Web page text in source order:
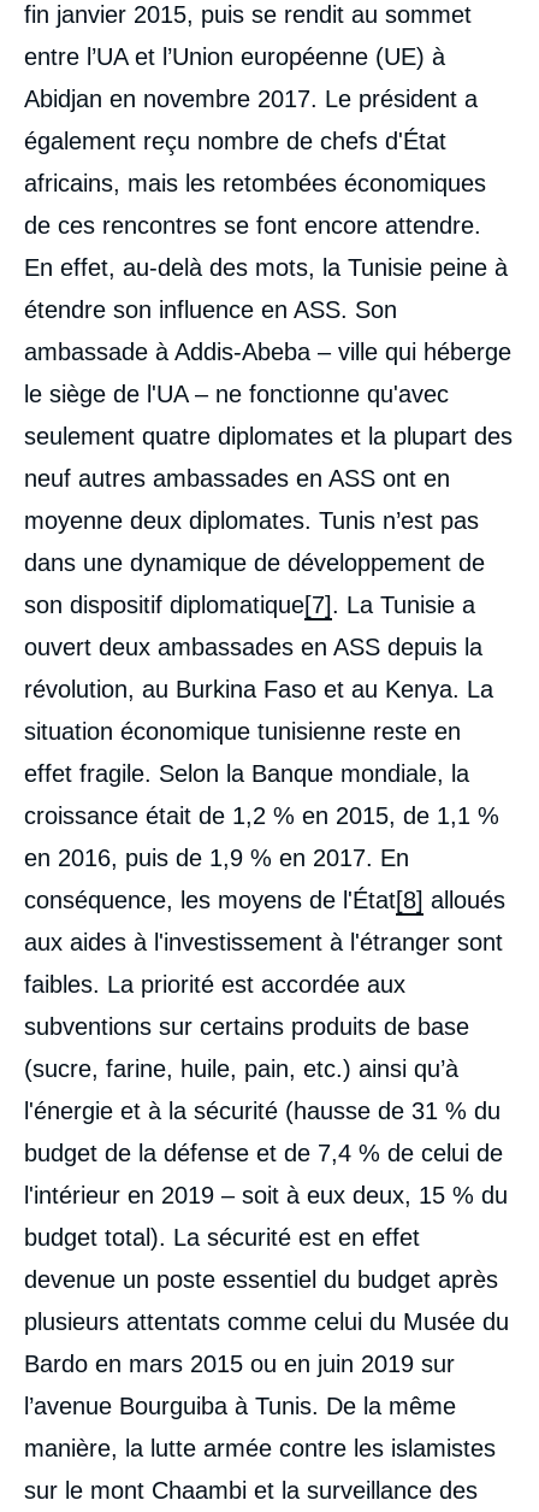
fin janvier 2015, puis se rendit au sommet
entre l’UA et l’Union européenne (UE) à
Abidjan en novembre 2017. Le président a
également reçu nombre de chefs d'État
africains, mais les retombées économiques
de ces rencontres se font encore attendre.
En effet, au-delà des mots, la Tunisie peine à
étendre son influence en ASS. Son
ambassade à Addis-Abeba – ville qui héberge
le siège de l'UA – ne fonctionne qu'avec
seulement quatre diplomates et la plupart des
neuf autres ambassades en ASS ont en
moyenne deux diplomates. Tunis n’est pas
dans une dynamique de développement de
son dispositif diplomatique[7]. La Tunisie a
ouvert deux ambassades en ASS depuis la
révolution, au Burkina Faso et au Kenya. La
situation économique tunisienne reste en
effet fragile. Selon la Banque mondiale, la
croissance était de 1,2 % en 2015, de 1,1 %
en 2016, puis de 1,9 % en 2017. En
conséquence, les moyens de l'État[8] alloués
aux aides à l'investissement à l'étranger sont
faibles. La priorité est accordée aux
subventions sur certains produits de base
(sucre, farine, huile, pain, etc.) ainsi qu’à
l'énergie et à la sécurité (hausse de 31 % du
budget de la défense et de 7,4 % de celui de
l'intérieur en 2019 – soit à eux deux, 15 % du
budget total). La sécurité est en effet
devenue un poste essentiel du budget après
plusieurs attentats comme celui du Musée du
Bardo en mars 2015 ou en juin 2019 sur
l’avenue Bourguiba à Tunis. De la même
manière, la lutte armée contre les islamistes
sur le mont Chaambi et la surveillance des